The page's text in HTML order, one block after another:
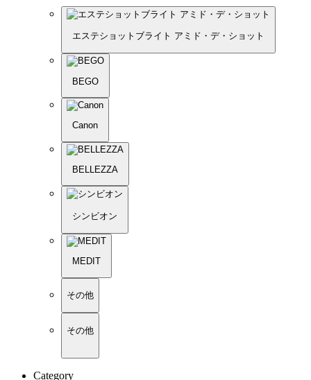
エステショットブライト アミド・デ・ショット
BEGO
Canon
BELLEZZA
シンビオン
MEDIT
その他
その他
Category